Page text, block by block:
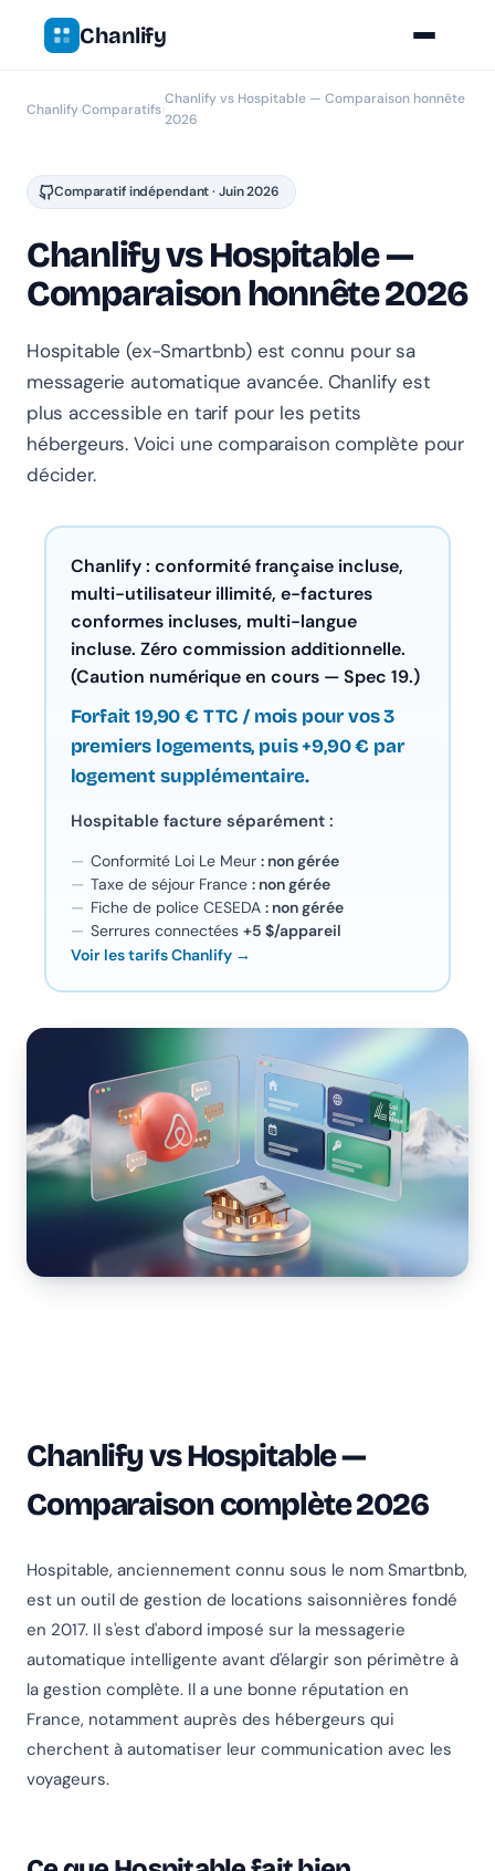
Chanlify
Chanlify›Comparatifs›
Chanlify vs Hospitable — Comparaison honnête
2026
Comparatif indépendant · Juin 2026
Chanlify vs Hospitable —
Comparaison honnête 2026
Hospitable (ex-Smartbnb) est connu pour sa
messagerie automatique avancée. Chanlify est
plus accessible en tarif pour les petits
hébergeurs. Voici une comparaison complète pour
décider.
Chanlify : conformité française incluse,
multi-utilisateur illimité, e-factures
conformes incluses, multi-langue
incluse. Zéro commission additionnelle.
(Caution numérique en cours — Spec 19.)
Forfait 19,90 € TTC / mois pour vos 3
premiers logements, puis +9,90 € par
logement supplémentaire.
Hospitable facture séparément :
Conformité Loi Le Meur : non gérée
Taxe de séjour France : non gérée
Fiche de police CESEDA : non gérée
Serrures connectées +5 $/appareil
Voir les tarifs Chanlify →
Chanlify vs Hospitable —
Comparaison complète 2026
Hospitable, anciennement connu sous le nom Smartbnb,
est un outil de gestion de locations saisonnières fondé
en 2017. Il s'est d'abord imposé sur la messagerie
automatique intelligente avant d'élargir son périmètre à
la gestion complète. Il a une bonne réputation en
France, notamment auprès des hébergeurs qui
cherchent à automatiser leur communication avec les
voyageurs.
Chanlify Assistant
je vous aider ?
Hello! I'm the Chanlify assistant. How can I help?